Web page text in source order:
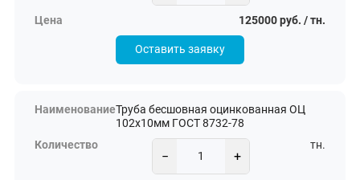
125000 руб. / тн.
Оставить заявку
Труба бесшовная оцинкованная ОЦ
102х10мм ГОСТ 8732-78
− +
тн.